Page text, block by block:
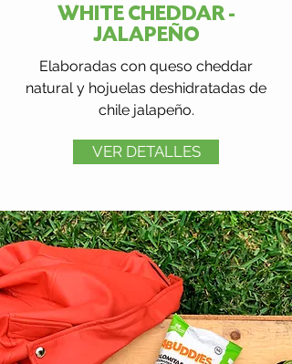
WHITE CHEDDAR -
JALAPEÑO
Elaboradas con queso cheddar
natural y hojuelas deshidratadas de
chile jalapeño.
VER DETALLES